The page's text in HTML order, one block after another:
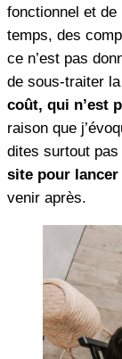
fonctionnel et de
temps, des
ce n’est pas
de sous-traiter
coût, qui n’est
raison que
dites surtout pas
site pour
venir après.